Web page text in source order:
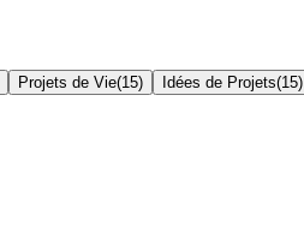
Projets de Vie(15) Idées de Projets(15)